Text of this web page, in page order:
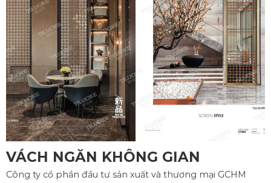
VÁCH NGĂN KHÔNG GIAN
Công ty cổ phần đầu tư sản xuất và thương mại GCHM